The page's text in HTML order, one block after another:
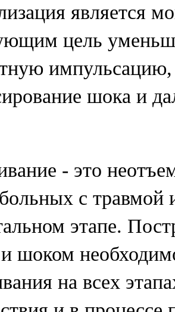
является
цель
импульсацию,
шока и
- это
с
этапе.
шоком
на всех